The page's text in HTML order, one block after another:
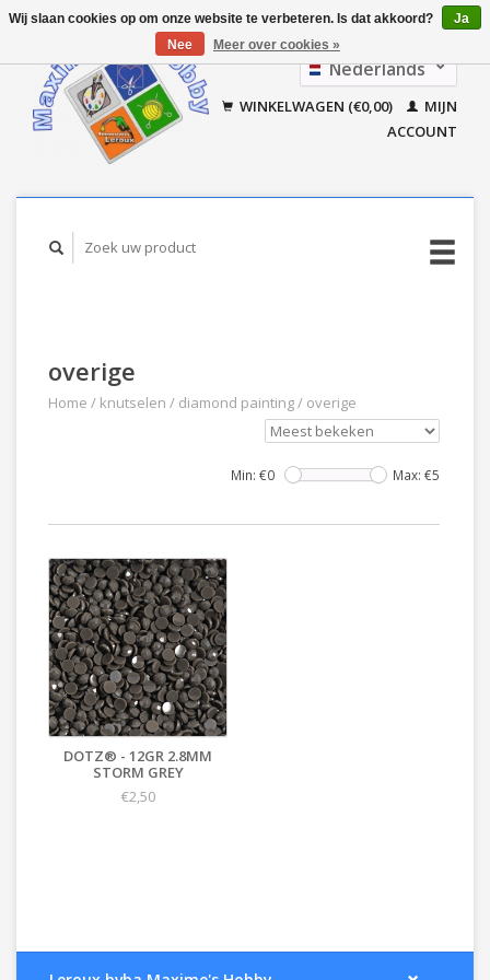
Nederlands
Français
WINKELWAGEN (€0,00)
MIJN
ACCOUNT
overige
Home / knutselen / diamond painting/ overige
Min: €0 Max: €5
DOTZ® - 12GR 2.8MM
STORM GREY
€2,50
Wij slaan cookies op om onze website te verbeteren. Is dat akkoord?
Ja
Nee
Meer over cookies »